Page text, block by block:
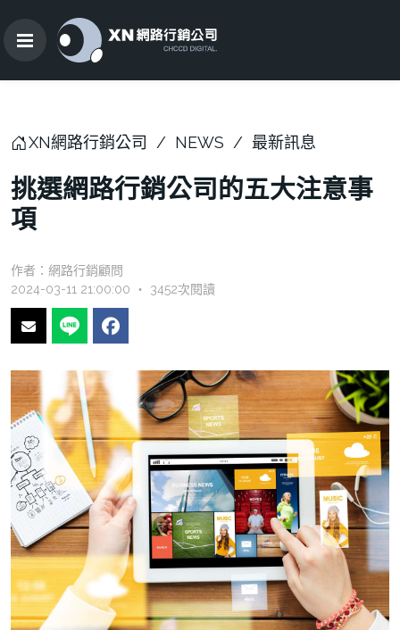
XN網路行銷公司 NEWS 最新訊息
挑選網路行銷公司的五大注意事
項
作者： 網路行銷顧問
2024-03-11 21:00:00 ‧ 3452次閱讀